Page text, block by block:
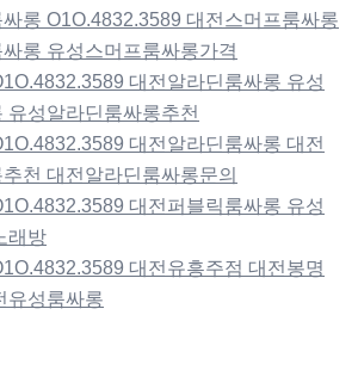
롱 O1O.4832.3589 대전스머프룸싸롱
롱 유성스머프룸싸롱가격
대전알라딘룸싸롱 유성
유성알라딘룸싸롱추천
대전알라딘룸싸롱 대전
천 대전알라딘룸싸롱문의
대전퍼블릭룸싸롱 유성
래방
대전유흥주점 대전봉명
유성룸싸롱